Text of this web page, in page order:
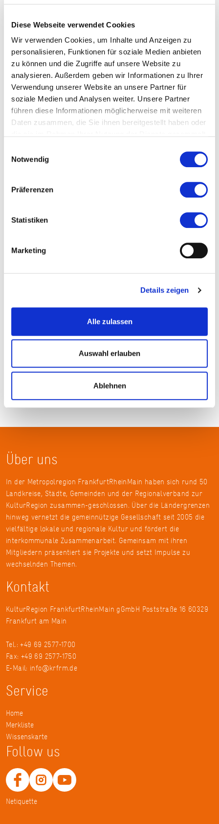
Diese Webseite verwendet Cookies
Wir verwenden Cookies, um Inhalte und Anzeigen zu
personalisieren, Funktionen für soziale Medien anbieten
zu können und die Zugriffe auf unsere Website zu
analysieren. Außerdem geben wir Informationen zu Ihrer
Verwendung unserer Website an unsere Partner für
soziale Medien und Analysen weiter. Unsere Partner
führen diese Informationen möglicherweise mit weiteren
Daten zusammen, die Sie ihnen bereitgestellt haben oder
Notwendig
Präferenzen
Statistiken
Marketing
Details zeigen
Alle zulassen
Auswahl erlauben
Ablehnen
Öffnungszeiten:
Do 14 – 17 Uhr, Sa 15 – 17 Uhr, So 14 – 17 Uhr
Führungen auch außerhalb dieser Zeiten für
Gruppen auf Anfrage, Spezielle Führungen für
Schulklassen
Veranstaltungstyp:Ausstellung
Kosten und Anmeldung
Ort und Anfahrt
Veranstaltet von
Außenansicht des Museums © Georg Wittenberger
Über uns
In der Metropolregion FrankfurtRheinMain haben sich rund 50
Landkreise, Städte, Gemeinden und der Regionalverband zur
KulturRegion zusammen-geschlossen. Über die Ländergrenzen
hinweg vernetzt die gemeinnützige Gesellschaft seit 2005 die
vielfältige lokale und regionale Kultur und fördert die
interkommunale Zusammenarbeit. Gemeinsam mit ihren
Mitgliedern präsentiert sie Projekte und setzt Impulse zu
wechselnden Themen.
Kontakt
KulturRegion FrankfurtRheinMain gGmbH Poststraße 16 60329
Frankfurt am Main
Tel.: +49 69 2577-1700
Fax: +49 69 2577-1750
E-Mail: info@krfrm.de
Service
Home
Merkliste
Wissenskarte
Follow us
Netiquette